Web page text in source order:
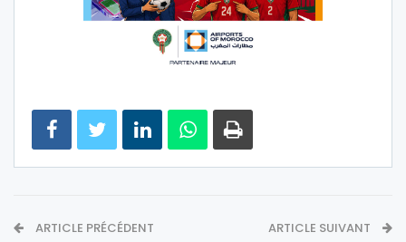
ARTICLE PRÉCÉDENT ARTICLE SUIVANT